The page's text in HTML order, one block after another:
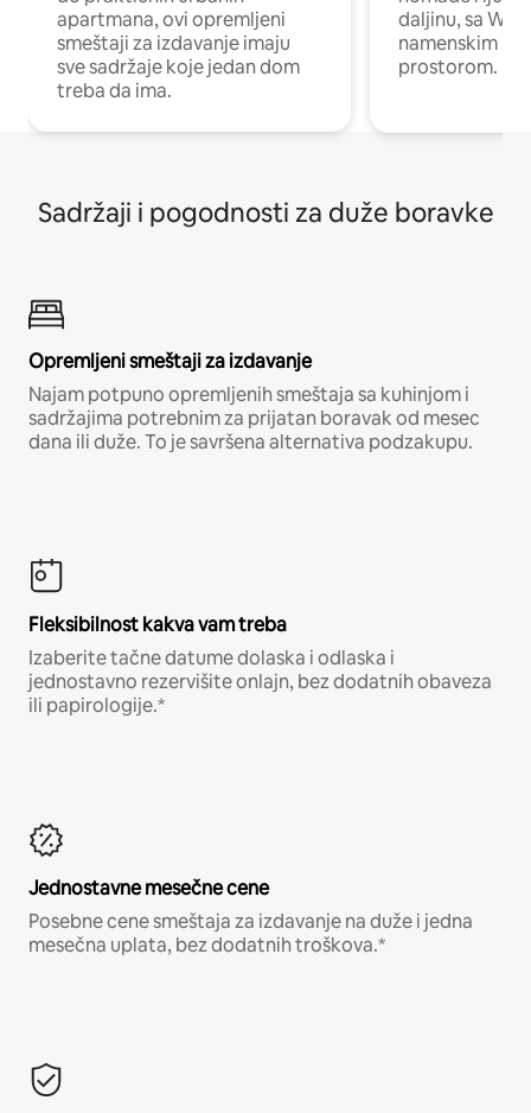
apartmana, ovi opremljeni
smeštaji za izdavanje imaju
sve sadržaje koje jedan dom
treba da ima.
daljinu, sa Wi-
namenskim
prostorom.
Sadržaji i pogodnosti za duže boravke
Opremljeni smeštaji za izdavanje
Najam potpuno opremljenih smeštaja sa kuhinjom i
sadržajima potrebnim za prijatan boravak od mesec
dana ili duže. To je savršena alternativa podzakupu.
Fleksibilnost kakva vam treba
Izaberite tačne datume dolaska i odlaska i
jednostavno rezervišite onlajn, bez dodatnih obaveza
ili papirologije.*
Jednostavne mesečne cene
Posebne cene smeštaja za izdavanje na duže i jedna
mesečna uplata, bez dodatnih troškova.*